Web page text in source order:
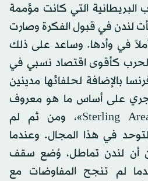
التي كانت مؤممة
لندن في قبول الفكرة وصارت
في وأدها. وساعد على ذلك
كأقوى اقتصاد نسبي في
بالإضافة لحلفائها مدينين
تجري على أساس ما هو معروف
بـ«منطقة الإسترليني Sterling Area»، ومن ثم لم
في هذا المجال. وعندما
أن لندن تماطل، وُضع سقف
لم تنجح المفاوضات مع